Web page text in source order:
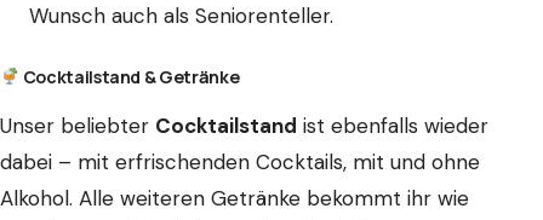
Wunsch auch als Seniorenteller.
Cocktailstand & Getränke
Unser beliebter Cocktailstand ist ebenfalls wieder
dabei – mit erfrischenden Cocktails, mit und ohne
Alkohol. Alle weiteren Getränke bekommt ihr wie